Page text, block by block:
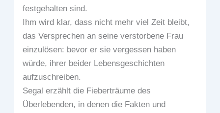
festgehalten sind.
Ihm wird klar, dass nicht mehr viel Zeit bleibt,
das Versprechen an seine verstorbene Frau
einzulösen: bevor er sie vergessen haben
würde, ihrer beider Lebensgeschichten
aufzuschreiben.
Segal erzählt die Fieberträume des
Überlebenden, in denen die Fakten und